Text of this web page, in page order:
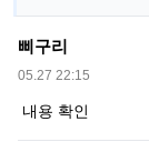
삐구리
05.27 22:15
내용 확인